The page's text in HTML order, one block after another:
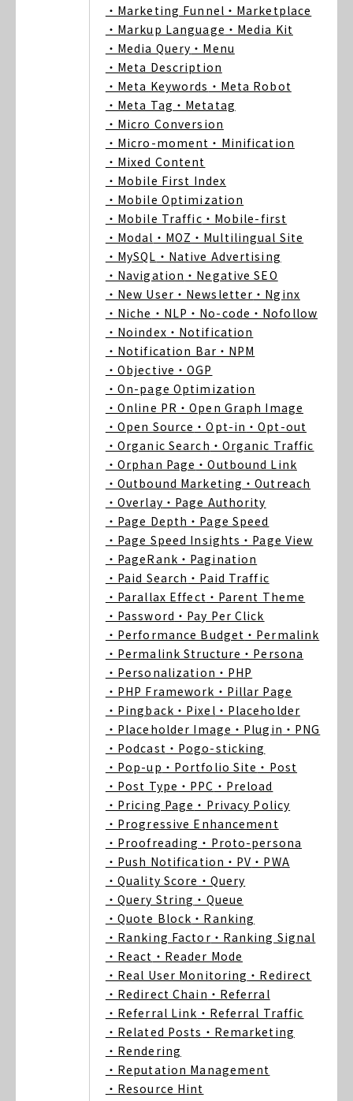
・Marketing Funnel ・Marketplace
・Markup Language ・Media Kit
・Media Query ・Menu
・Meta Description
・Meta Keywords ・Meta Robot
・Meta Tag ・Metatag
・Micro Conversion
・Micro-moment ・Minification
・Mixed Content
・Mobile First Index
・Mobile Optimization
・Mobile Traffic ・Mobile-first
・Modal ・MOZ ・Multilingual Site
・MySQL ・Native Advertising
・Navigation ・Negative SEO
・New User ・Newsletter ・Nginx
・Niche ・NLP ・No-code ・Nofollow
・Noindex ・Notification
・Notification Bar ・NPM
・Objective ・OGP
・On-page Optimization
・Online PR ・Open Graph Image
・Open Source ・Opt-in ・Opt-out
・Organic Search ・Organic Traffic
・Orphan Page ・Outbound Link
・Outbound Marketing ・Outreach
・Overlay ・Page Authority
・Page Depth ・Page Speed
・Page Speed Insights ・Page View
・PageRank ・Pagination
・Paid Search ・Paid Traffic
・Parallax Effect ・Parent Theme
・Password ・Pay Per Click
・Performance Budget ・Permalink
・Permalink Structure ・Persona
・Personalization ・PHP
・PHP Framework ・Pillar Page
・Pingback ・Pixel ・Placeholder
・Placeholder Image ・Plugin ・PNG
・Podcast ・Pogo-sticking
・Pop-up ・Portfolio Site ・Post
・Post Type ・PPC ・Preload
・Pricing Page ・Privacy Policy
・Progressive Enhancement
・Proofreading ・Proto-persona
・Push Notification ・PV ・PWA
・Quality Score ・Query
・Query String ・Queue
・Quote Block ・Ranking
・Ranking Factor ・Ranking Signal
・React ・Reader Mode
・Real User Monitoring ・Redirect
・Redirect Chain ・Referral
・Referral Link ・Referral Traffic
・Related Posts ・Remarketing
・Rendering
・Reputation Management
・Resource Hint